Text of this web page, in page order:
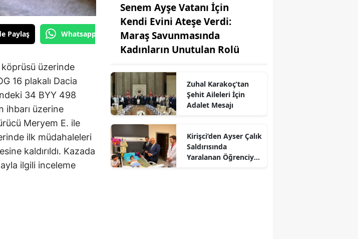
Paylaş Whatsapp'tan Gönder
üzerinde
16 plakalı Dacia
34 BYY 498
ihbarı üzerine
Meryem E. ile
ilk müdahaleleri
kaldırıldı. Kazada
ilgili inceleme
Senem Ayşe Vatanı İçin
Kendi Evini Ateşe Verdi:
Maraş Savunmasında
Kadınların Unutulan Rolü
Zuhal Karakoç’tan
Şehit Aileleri İçin
Adalet Mesajı
Kirişci’den Ayser Çalık
Saldırısında
Yaralanan Öğrenciye